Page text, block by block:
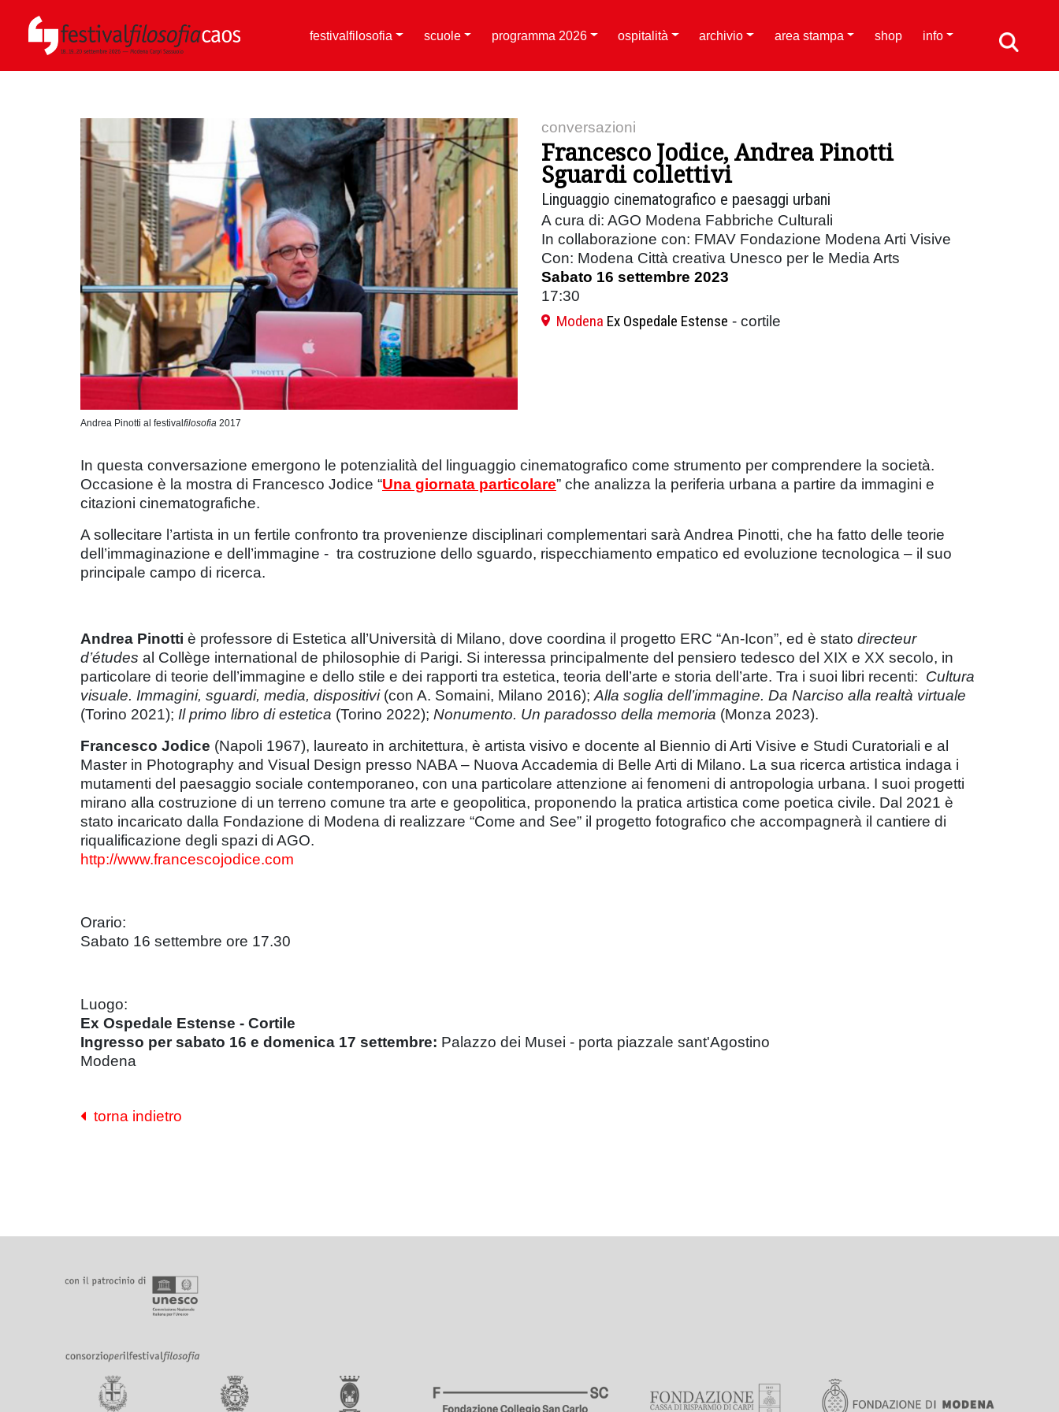
festivalfilosofia scuole programma 2026 ospitalità archivio area stampa shop info
Andrea Pinotti al festival filosofia 2017
conversazioni
Francesco Jodice, Andrea Pinotti
Sguardi collettivi
Linguaggio cinematografico e paesaggi urbani
A cura di: AGO Modena Fabbriche Culturali
In collaborazione con: FMAV Fondazione Modena Arti Visive
Con: Modena Città creativa Unesco per le Media Arts
Sabato 16 settembre 2023
17:30
Modena Ex Ospedale Estense - cortile
In questa conversazione emergono le potenzialità del linguaggio cinematografico come strumento per comprendere la società.
Occasione è la mostra di Francesco Jodice “Una giornata particolare” che analizza la periferia urbana a partire da immagini e
citazioni cinematografiche.
A sollecitare l’artista in un fertile confronto tra provenienze disciplinari complementari sarà Andrea Pinotti, che ha fatto delle teorie
dell’immaginazione e dell’immagine - tra costruzione dello sguardo, rispecchiamento empatico ed evoluzione tecnologica – il suo
principale campo di ricerca.
Andrea Pinotti è professore di Estetica all’Università di Milano, dove coordina il progetto ERC “An-Icon”, ed è stato directeur
d’études al Collège international de philosophie di Parigi. Si interessa principalmente del pensiero tedesco del XIX e XX secolo, in
particolare di teorie dell’immagine e dello stile e dei rapporti tra estetica, teoria dell’arte e storia dell’arte. Tra i suoi libri recenti: Cultura
visuale. Immagini, sguardi, media, dispositivi (con A. Somaini, Milano 2016); Alla soglia dell’immagine. Da Narciso alla realtà virtuale
(Torino 2021); Il primo libro di estetica (Torino 2022); Nonumento. Un paradosso della memoria (Monza 2023).
Francesco Jodice (Napoli 1967), laureato in architettura, è artista visivo e docente al Biennio di Arti Visive e Studi Curatoriali e al
Master in Photography and Visual Design presso NABA – Nuova Accademia di Belle Arti di Milano. La sua ricerca artistica indaga i
mutamenti del paesaggio sociale contemporaneo, con una particolare attenzione ai fenomeni di antropologia urbana. I suoi progetti
mirano alla costruzione di un terreno comune tra arte e geopolitica, proponendo la pratica artistica come poetica civile. Dal 2021 è
stato incaricato dalla Fondazione di Modena di realizzare “Come and See” il progetto fotografico che accompagnerà il cantiere di
riqualificazione degli spazi di AGO.
http://www.francescojodice.com
Orario:
Sabato 16 settembre ore 17.30
Luogo:
Ex Ospedale Estense - Cortile
Ingresso per sabato 16 e domenica 17 settembre: Palazzo dei Musei - porta piazzale sant'Agostino
Modena
torna indietro